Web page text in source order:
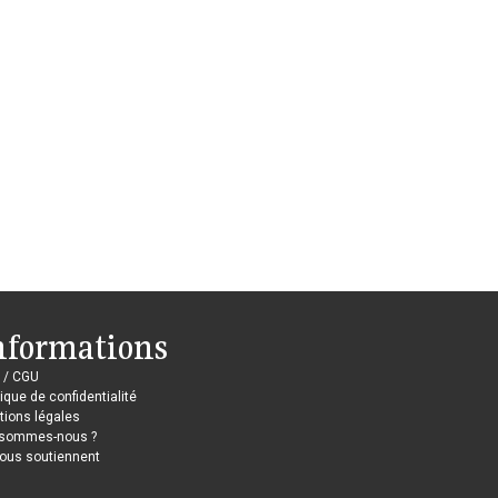
/ CGU
de confidentialité
légales
nous ?
soutiennent